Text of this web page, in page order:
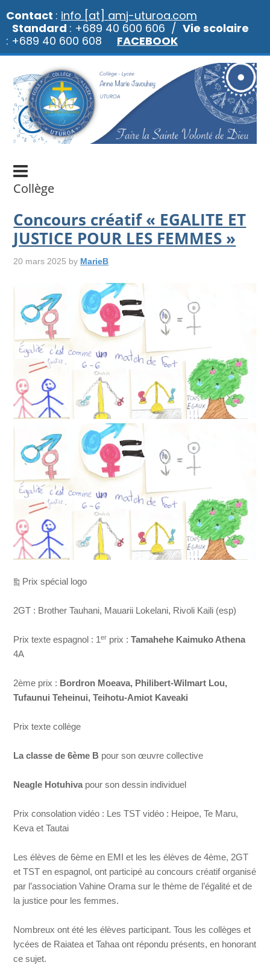
Collège
Concours créatif « EGALITE ET
JUSTICE POUR LES FEMMES »
20 mars 2025 by MarieB
༖ Prix spécial logo
2GT : Brother Tauhani, Mauarii Lokelani, Rivoli Kaili (esp)
Prix texte espagnol : 1er prix :Tamahehe Kaimuko Athena
4A
2ème prix : Bordron Moeava, Philibert-Wilmart Lou,
Tufaunui Teheinui, Teihotu-Amiot Kaveaki
Prix texte collège
La classe de 6ème B pour son œuvre collective
Neagle Hotuhiva pour son dessin individuel
Prix consolation vidéo : Les TST vidéo : Heipoe, Te Maru,
Keva et Tautai
Les élèves de 6ème en EMI et les les élèves de 4ème, 2GT
et TST en espagnol, ont participé au concours créatif organisé
par l’association Vahine Orama sur le thème de l’égalité et de
la justice pour les femmes.
Nombreux ont été les élèves participant. Tous les collèges et
lycées de Raiatea et Tahaa ont répondu présents, en honorant
ce sujet.
Contact : info [at] amj-uturoa.com
Standard : +689 40 600 606 / Vie scolaire
: +689 40 600 608 FACEBOOK